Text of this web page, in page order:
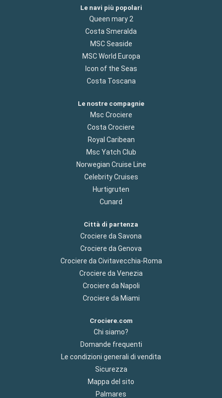
Le navi più popolari
Queen mary 2
Costa Smeralda
MSC Seaside
MSC World Europa
Icon of the Seas
Costa Toscana
Le nostre compagnie
Msc Crociere
Costa Crociere
Royal Caribean
Msc Yatch Club
Norwegian Cruise Line
Celebrity Cruises
Hurtigruten
Cunard
Città di partenza
Crociere da Savona
Crociere da Genova
Crociere da Civitavecchia-Roma
Crociere da Venezia
Crociere da Napoli
Crociere da Miami
Crociere.com
Chi siamo?
Domande frequenti
Le condizioni generali di vendita
Sicurezza
Mappa del sito
Palmares